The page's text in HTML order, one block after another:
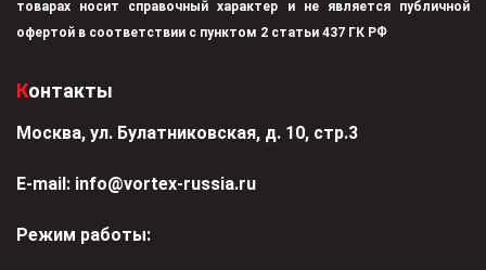
товарах носит справочный характер и не является публичной
офертой в соответствии с пунктом 2 статьи 437 ГК РФ
Контакты
Москва, ул. Булатниковская, д. 10, стр.3
Е-mail: info@vortex-russia.ru
Режим работы: